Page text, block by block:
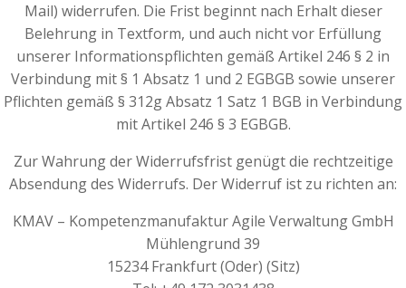
Mail) widerrufen. Die Frist beginnt nach Erhalt dieser
Belehrung in Textform, und auch nicht vor Erfüllung
unserer Informationspflichten gemäß Artikel 246 § 2 in
Verbindung mit § 1 Absatz 1 und 2 EGBGB sowie unserer
Pflichten gemäß § 312g Absatz 1 Satz 1 BGB in Verbindung
mit Artikel 246 § 3 EGBGB.
Zur Wahrung der Widerrufsfrist genügt die rechtzeitige
Absendung des Widerrufs. Der Widerruf ist zu richten an:
KMAV – Kompetenzmanufaktur Agile Verwaltung GmbH
Mühlengrund 39
15234 Frankfurt (Oder) (Sitz)